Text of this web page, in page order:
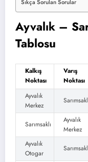
Sıkça Sorulan Sorular
Ayvalık –
Tablosu
Kalkış
Noktası
Varış
Noktası
Ayvalık
Merkez
Sarımsaklı
Ayvalık
Merkez
Ayvalık
Otogar